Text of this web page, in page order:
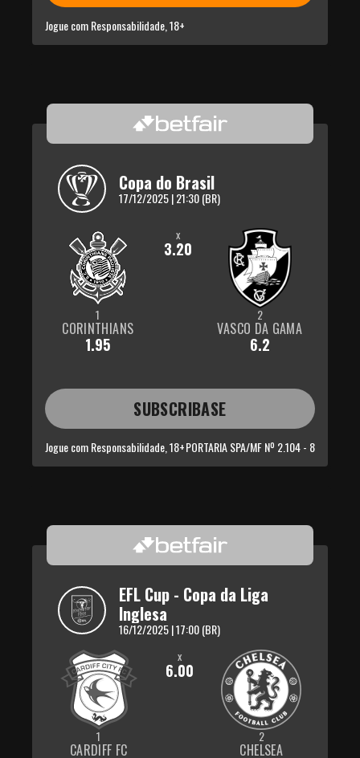
Jogue com Responsabilidade, 18+
Copa do Brasil
17/12/2025 | 21:30 (BR)
1
CORINTHIANS
1.95
x
3.20
2
VASCO DA GAMA
6.2
SUBSCRIBASE
Jogue com Responsabilidade, 18+PORTARIA SPA/MF Nº 2.104 - 8
EFL Cup - Copa da Liga
Inglesa
16/12/2025 | 17:00 (BR)
1
CARDIFF FC
x
6.00
2
CHELSEA